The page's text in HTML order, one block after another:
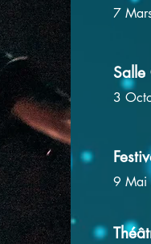
7
3
9 Mai